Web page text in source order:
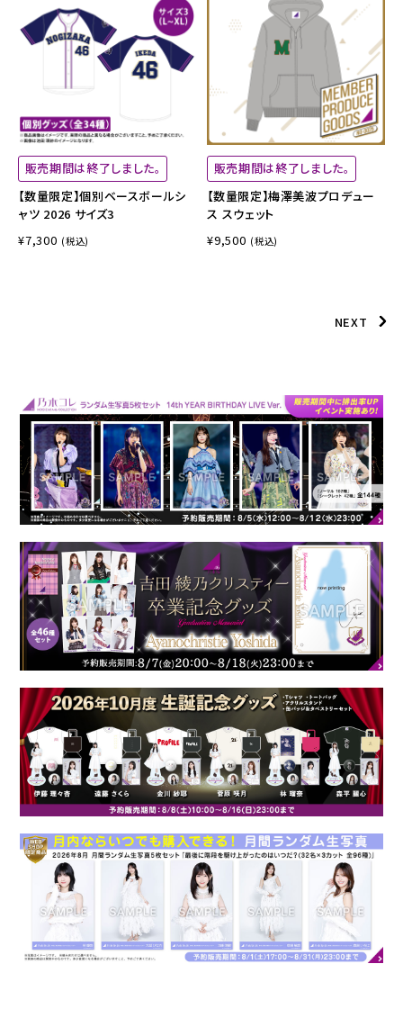
販売期間は終了しました。
【数量限定】個別ベースボールシ
ャツ 2026 サイズ3
¥7,300 (税込)
販売期間は終了しました。
【数量限定】梅澤美波プロデュー
ス スウェット
¥9,500 (税込)
NEXT